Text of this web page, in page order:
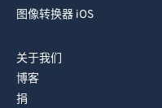
图像转换器 iOS
关于我们
博客
捐